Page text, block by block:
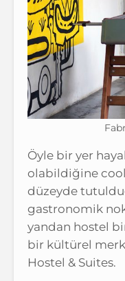
Öyle bir yer
olabildiğine
düzeyde
gastronomik
yandan hostel
bir kültürel
Hostel & Suites.